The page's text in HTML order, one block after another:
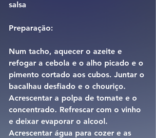
salsa
Preparação:
Num tacho, aquecer o azeite e
refogar a cebola e o alho picado e o
pimento cortado aos cubos. Juntar o
bacalhau desfiado e o chouriço.
Acrescentar a polpa de tomate e o
concentrado. Refrescar com o vinho
e deixar evaporar o alcool.
Acrescentar água para cozer e as